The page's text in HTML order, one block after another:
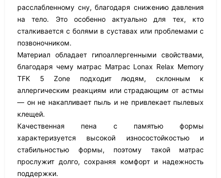
расслабленному сну, благодаря снижению давления
на тело. Это особенно актуально для тех, кто
сталкивается с болями в суставах или проблемами с
позвоночником.
Материал обладает гипоаллергенными свойствами,
благодаря чему матрас Матрас Lonax Relax Memory
TFK 5 Zone подходит людям, склонным к
аллергическим реакциям или страдающим от астмы
— он не накапливает пыль и не привлекает пылевых
клещей.
Качественная пена с памятью формы
характеризуется высокой износостойкостью и
стабильностью формы, поэтому такой матрас
прослужит долго, сохраняя комфорт и надежность
поддержки.